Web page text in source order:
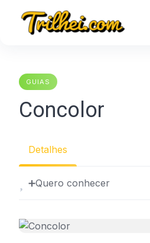
content
GUIAS
Concolor
Detalhes
➕Quero conhecer